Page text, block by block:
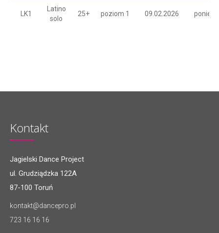
LK1
Latino
solo
25+ poziom 1 09.02.2026
Kontakt
Jagielski Dance Project
ul. Grudziądzka 122A
87-100 Toruń
kontakt@dancepro.pl
723 16 16 16